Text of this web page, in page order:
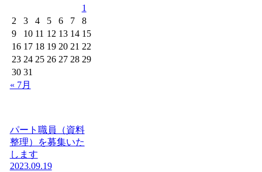
1
2
3 4 5 6 7
8
9
10 11 12 13 14 15
16 17 18 19 20 21 22
23 24 25 26 27 28 29
30 31
« 7月
パート職員（資料
整理）を募集いた
します
2023.09.19